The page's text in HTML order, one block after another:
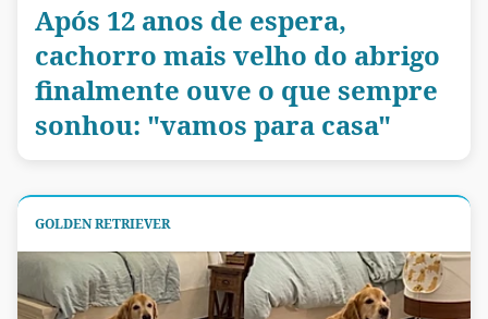
Após 12 anos de espera,
cachorro mais velho do abrigo
finalmente ouve o que sempre
sonhou: "vamos para casa"
GOLDEN RETRIEVER